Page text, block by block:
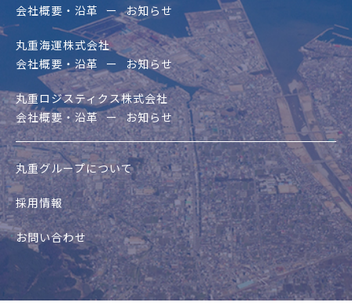
会社概要・沿革
お知らせ
丸重海運株式会社
会社概要・沿革
お知らせ
丸重ロジスティクス株式会社
会社概要・沿革
お知らせ
丸重グループについて
採用情報
お問い合わせ